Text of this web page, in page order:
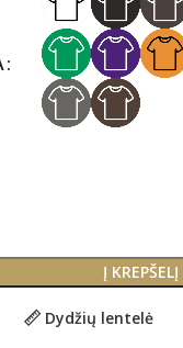
Į KREPŠELĮ
Dydžių lentelė